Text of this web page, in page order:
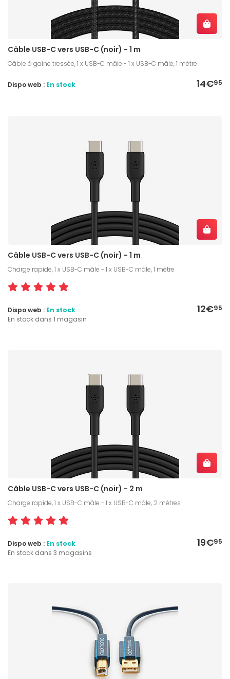
Câble USB-C vers USB-C (noir) - 1 m
Câble à gaine tressée, 1 x USB-C mâle - 1 x USB-C mâle, 1 mètre
14€95
Dispo web : En stock
Câble USB-C vers USB-C (noir) - 1 m
Charge rapide, 1 x USB-C mâle - 1 x USB-C mâle, 1 mètre
12€95
Dispo web : En stock
En stock dans 1 magasin
Câble USB-C vers USB-C (noir) - 2 m
Charge rapide, 1 x USB-C mâle - 1 x USB-C mâle, 2 mètres
19€95
Dispo web : En stock
En stock dans 3 magasins